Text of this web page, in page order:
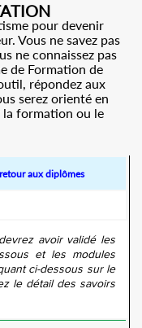
pour devenir
Vous ne savez pas
ne connaissez pas
de Formation de
répondez aux
serez orienté en
formation ou le
retour aux diplômes
avoir validé les
et les modules
ci-dessous sur le
le détail des savoirs